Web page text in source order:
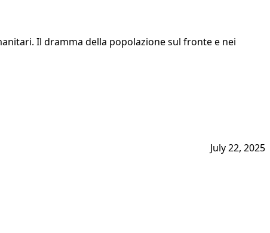
Il dramma della popolazione sul fronte e nei
July 22, 2025